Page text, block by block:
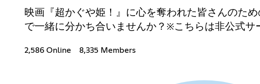
映画『超かぐや姫！』に心を奪われた皆さんのた
で一緒に分かち合いませんか？※こちらは非公式サ
2,586 Online 8,335 Members